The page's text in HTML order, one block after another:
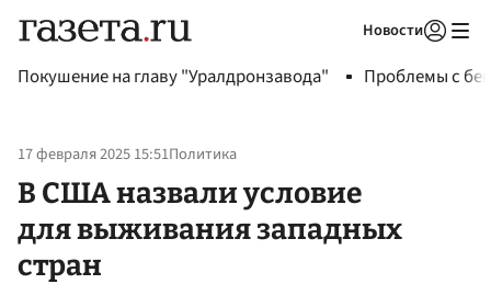
Новости
Покушение на главу "Уралдронзавода" Проблемы с
17 февраля 2025 15:51Политика
В США назвали условие
для выживания западных
стран